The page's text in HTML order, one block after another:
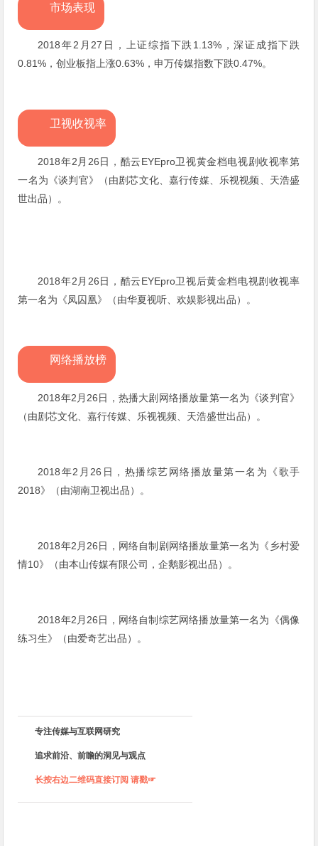
市场表现
2018年2月27日，上证综指下跌1.13%，深证成指下跌
0.81%，创业板指上涨0.63%，申万传媒指数下跌0.47%。
卫视收视率
2018年2月26日，酷云EYEpro卫视黄金档电视剧收视率第
一名为《谈判官》（由剧芯文化、嘉行传媒、乐视视频、天浩盛
世出品）。
2018年2月26日，酷云EYEpro卫视后黄金档电视剧收视率
第一名为《凤囚凰》（由华夏视听、欢娱影视出品） 。
网络播放榜
2018年2月26日，热播大剧网络播放量第一名为《谈判官》
（由剧芯文化、嘉行传媒、乐视视频、天浩盛世出品）。
2018年2月26日，热播综艺网络播放量第一名为《歌手
2018》（由湖南卫视出品）。
2018年2月26日，网络自制剧网络播放量第一名为《乡村爱
情10》（由本山传媒有限公司，企鹅影视出品）。
2018年2月26日，网络自制综艺网络播放量第一名为《偶像
练习生》（由爱奇艺出品）。
专注传媒与互联网研究
追求前沿、前瞻的洞见与观点
长按右边二维码直接订阅 请戳☞